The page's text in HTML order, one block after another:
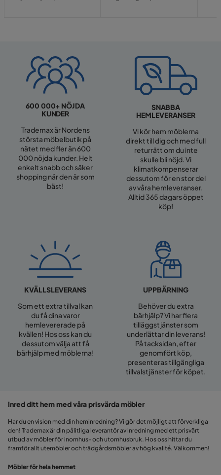
600 000+ NÖJDA
KUNDER
Trademax är Nordens
största möbelbutik på
nätet med fler än 600
000 nöjda kunder. Helt
enkelt snabb och säker
shopping när den är som
bäst!
SNABBA
HEMLEVERANSER
Vi kör hem möblerna
direkt till dig och med full
returrätt om du inte
skulle bli nöjd. Vi
klimatkompenserar
dessutom för en stor del
av våra hemleveranser.
Alltid 365 dagars öppet
köp!
KVÄLLSLEVERANS
Som ett extra tillval kan
du få dina varor
hemlevererade på
kvällen! Hos oss kan du
dessutom välja att få
bärhjälp med möblerna!
UPPBÄRNING
Behöver du extra
bärhjälp? Vi har flera
tilläggstjänster som
underlättar din leverans!
På tacksidan, efter
genomfört köp,
presenteras tillgängliga
tillvalstjänster för köpet.
Inred ditt hem med våra prisvärda möbler
Har du en vision med din heminredning? Vi gör det möjligt att förverkliga
den! Trademax är din pålitliga leverantör av inredning med ett prisvärt
utbud av möbler för inomhus- och utomhusbruk. Hos oss hittar du
framför allt utemöbler och trädgårdsmöbler av hög kvalité. Välkommen!
Möbler för hela hemmet